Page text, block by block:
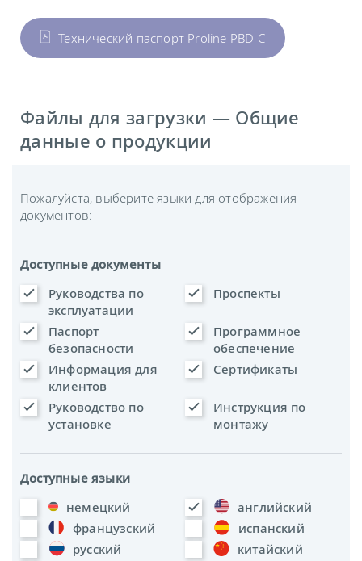
Технический паспорт Proline PBD C
Файлы для загрузки — Общие
данные о продукции
Пожалуйста, выберите языки для отображения
документов:
Доступные документы
Руководства по
эксплуатации
Проспекты
Паспорт
безопасности
Программное
обеспечение
Информация для
клиентов
Сертификаты
Руководство по
установке
Инструкция по
монтажу
Доступные языки
немецкий
английский
французский
испанский
русский
китайский